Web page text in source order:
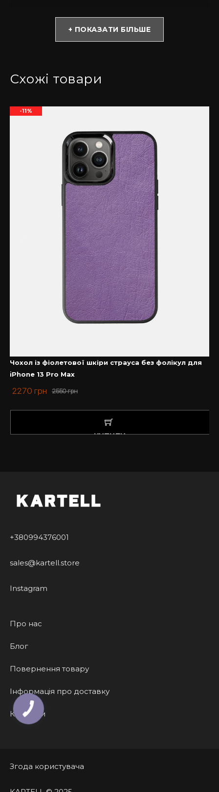
* Зверніть увагу! Колір та відтінок можуть
відрізнятися залежно від налаштувань монітора
Чому варто обрати чохол із телячої шкіри з
тисненням під крокодила?
Такий тип шкіри виглядає якісно та не потребує
великих витрат. Купивши такий аксесуар, Ви
під час випадкових падінь.
Якісні матеріали преміум-класу.
Чохол ручної роботи з протиударного силікону із
софт тач покриттям, має преміум якість, міцний та
зносостійкий за рахунок комплектуючих. Теляча
шкіра здається однаковою на всіх виробах.
Насправді натуральний матеріал завжди лягає по-
різному, тому текстура малюнка на кожному
шкіряному чохлі для iPhone відрізняється.
Як підібрати чохол на iPhone?
Якщо Ви шукаєте якісний чохол зі шкіри – Kartell
допоможе підібрати потрібну модель.
Пропонуємо на вибір елітні чохли для iPhone з
різних екзотичних матеріалів.
задоволенням проконсультуємо Вас з усіх питань.
приємно.
+ ПОКАЗАТИ БІЛЬШЕ
Схожі товари
-11%
Чохол із фіолетової шкіри страуса без фолікул для
iPhone 13 Pro Max
2550грн
2270 грн
КУПИТИ
+380994376001
sales@kartell.store
Instagram
Про нас
Блог
Повернення товару
Інформація про доставку
Контакти
Згода користувача
КНОПКА
ЗВ'ЯЗКУ